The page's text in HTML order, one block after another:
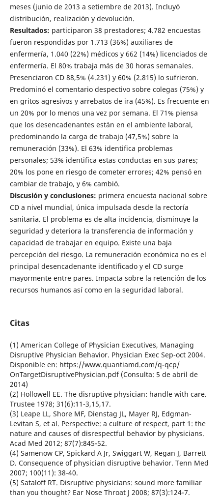
meses (junio de 2013 a setiembre de 2013). Incluyó
distribución, realización y devolución.
Resultados: participaron 38 prestadores; 4.782 encuestas
fueron respondidas por 1.713 (36%) auxiliares de
enfermería, 1.040 (22%) médicos y 662 (14%) licenciados de
enfermería. El 80% trabaja más de 30 horas semanales.
Presenciaron CD 88,5% (4.231) y 60% (2.815) lo sufrieron.
Predominó el comentario despectivo sobre colegas (75%) y
en gritos agresivos y arrebatos de ira (45%). Es frecuente en
un 20% por lo menos una vez por semana. El 71% piensa
que los desencadenantes están en el ambiente laboral,
predominando la carga de trabajo (47,5%) sobre la
remuneración (33%). El 63% identifica problemas
personales; 53% identifica estas conductas en sus pares;
20% los pone en riesgo de cometer errores; 42% pensó en
cambiar de trabajo, y 6% cambió.
Discusión y conclusiones: primera encuesta nacional sobre
CD a nivel mundial, única impulsada desde la rectoría
sanitaria. El problema es de alta incidencia, disminuye la
seguridad y deteriora la transferencia de información y
capacidad de trabajar en equipo. Existe una baja
percepción del riesgo. La remuneración económica no es el
principal desencadenante identificado y el CD surge
mayormente entre pares. Impacta sobre la retención de los
recursos humanos así como en la seguridad laboral.
Citas
(1) American College of Physician Executives, Managing
Disruptive Physician Behavior. Physician Exec Sep-oct 2004.
Disponible en: https://www.quantiamd.com/q-qcp/
OnTargetDisruptivePhysician.pdf (Consulta: 5 de abril de
2014)
(2) Hollowell EE. The disruptive physician: handle with care.
Trustee 1978; 31(6):11-3,15,17.
(3) Leape LL, Shore MF, Dienstag JL, Mayer RJ, Edgman-
Levitan S, et al. Perspective: a culture of respect, part 1: the
nature and causes of disrespectful behavior by physicians.
Acad Med 2012; 87(7):845-52.
(4) Samenow CP, Spickard A Jr, Swiggart W, Regan J, Barrett
D. Consequence of physician disruptive behavior. Tenn Med
2007; 100(11): 38-40.
(5) Sataloff RT. Disruptive physicians: sound more familiar
than you thought? Ear Nose Throat J 2008; 87(3):124-7.